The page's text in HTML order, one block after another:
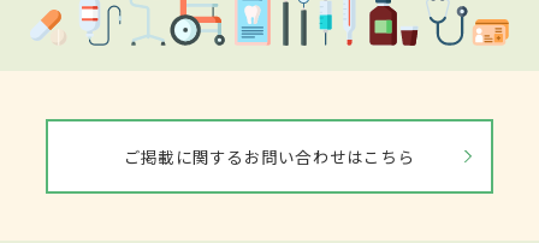
ご掲載に関するお問い合わせはこちら